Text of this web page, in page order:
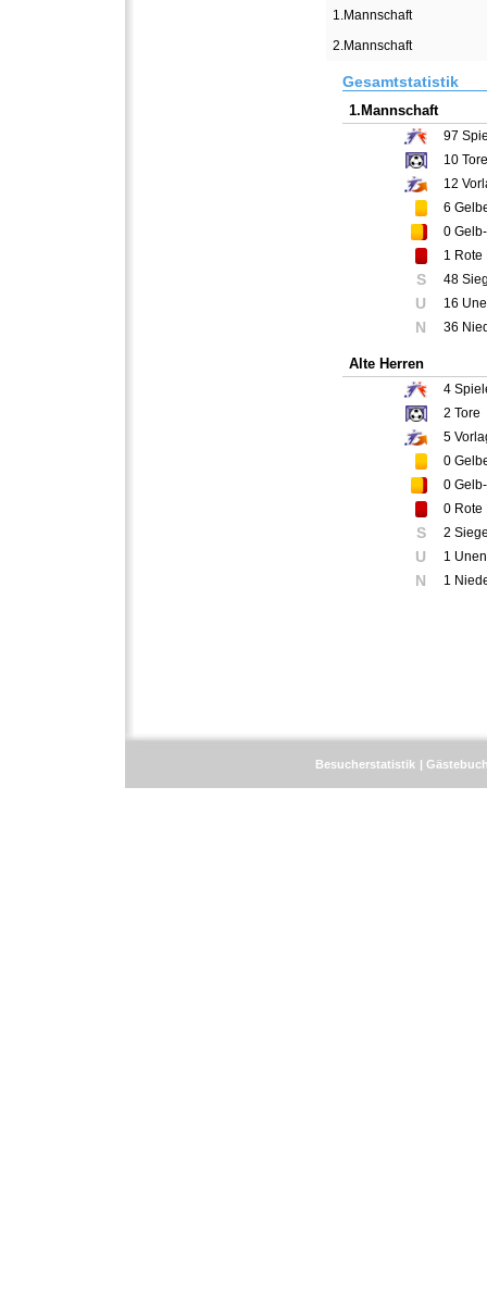
1.Mannschaft
2.Mannschaft
Gesamtstatistik
1.Mannschaft
97
10 Tore
12
6
0
1 Rote
S 48
U 16
N 36
Alte Herren
4
2 Tore
5
0
0
0 Rote
S 2
U 1
N 1
Besucherstatistik